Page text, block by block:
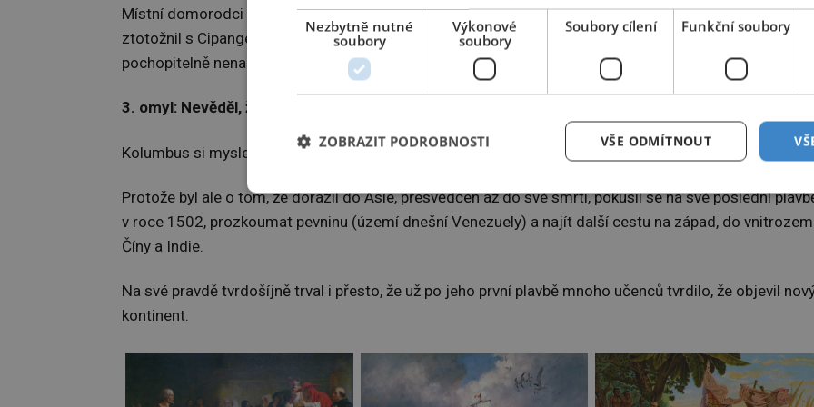
Místní domorodci mu pak prozradili, že se nachází blízko ostrova Kuba, jenže ten si Kolumbus mylně
ztotožnil s Cipangem (tak Marco Polo nazýval Japonsko). Zlato a bohatství vylíčené v cestopise
pochopitelně nenašel.
3. omyl: Nevěděl, že objevil nový kontinent
Kolumbus si myslel, že dorazil k břehům Indie, a tak pevninu nazval Indios a tamější domorodce
Protože byl ale o tom, že dorazil do Asie, přesvědčen až do své smrti, pokusil se na své poslední
v roce 1502, prozkoumat pevninu (území dnešní Venezuely) a najít další cestu na západ, do
Číny a Indie.
Na své pravdě tvrdošíjně trval i přesto, že už po jeho první plavbě mnoho učenců tvrdilo, že objevil
kontinent.
Nezbytně nutné
soubory
Výkonové
soubory
Soubory cílení Funkční soubory
VŠE ODMÍTNOUT
ZOBRAZIT PODROBNOSTI